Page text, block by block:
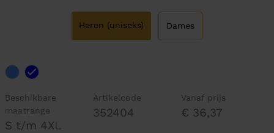
Heren (uniseks) Dames
Beschikbare
maatrange
S t/m 4XL
Artikelcode
352404
Vanaf prijs
€ 36,37